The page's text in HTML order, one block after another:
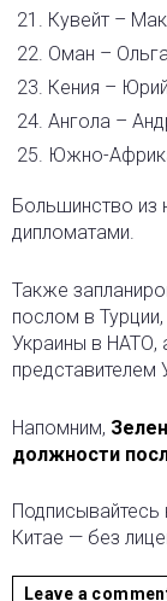
Кувейт –
Оман –
Кения –
Ангола –
Южно-
Большинство из
дипломатами.
Также
послом в
Украины в НАТО,
Напомним,
должности
Подписывайтесь
Китае — без
Leave a